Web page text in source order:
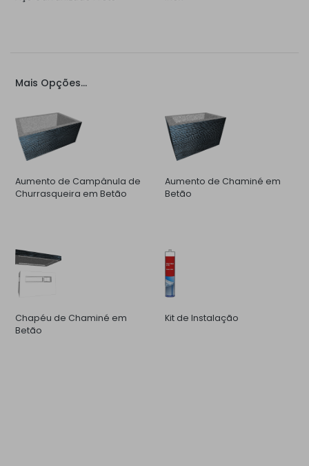
Mais Opções...
Aumento de Campânula de
Churrasqueira em Betão
Aumento de Chaminé em
Betão
Chapéu de Chaminé em
Betão
Kit de Instalação